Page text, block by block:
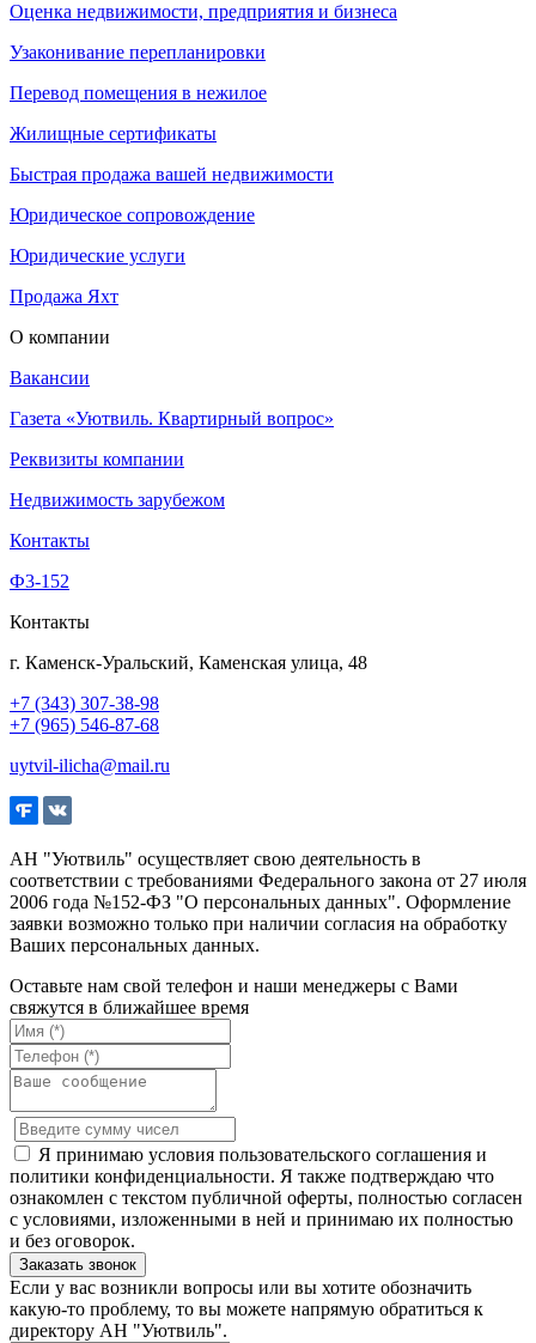
Оценка недвижимости, предприятия и бизнеса
Узаконивание перепланировки
Перевод помещения в нежилое
Жилищные сертификаты
Быстрая продажа вашей недвижимости
Юридическое сопровождение
Юридические услуги
Продажа Яхт
О компании
Вакансии
Газета «Уютвиль. Квартирный вопрос»
Реквизиты компании
Недвижимость зарубежом
Контакты
Ф3-152
Контакты
г. Каменск-Уральский, Каменская улица, 48
+7 (343) 307-38-98
+7 (965) 546-87-68
uytvil-ilicha@mail.ru
АН "Уютвиль" осуществляет свою деятельность в
соответствии с требованиями Федерального закона от 27 июля
2006 года №152-ФЗ "О персональных данных". Оформление
заявки возможно только при наличии согласия на обработку
Ваших персональных данных.
Оставьте нам свой телефон и наши менеджеры с Вами
свяжутся в ближайшее время
Я принимаю условия пользовательского соглашения и
политики конфиденциальности. Я также подтверждаю что
ознакомлен с текстом публичной оферты, полностью согласен
с условиями, изложенными в ней и принимаю их полностью
и без оговорок.
Если у вас возникли вопросы или вы хотите обозначить
какую-то проблему, то вы можете напрямую обратиться к
директору АН "Уютвиль".